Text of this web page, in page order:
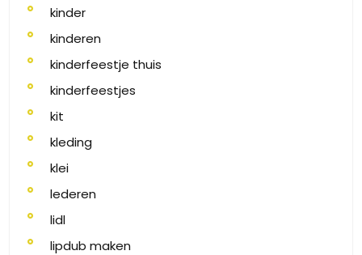
kinder
kinderen
kinderfeestje thuis
kinderfeestjes
kit
kleding
klei
lederen
lidl
lipdub maken